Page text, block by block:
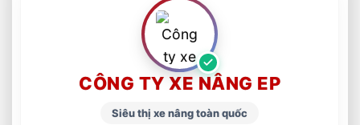
CÔNG TY XE NÂNG EP
Siêu thị xe nâng toàn quốc